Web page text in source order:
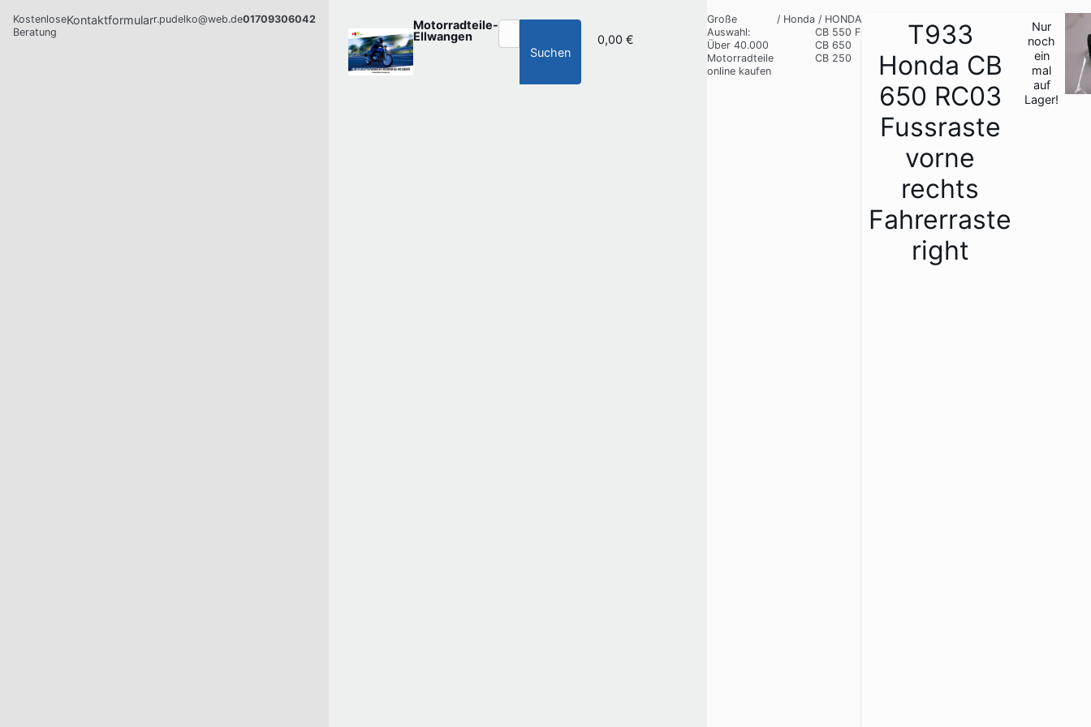
Kostenlose
Beratung
Kontaktformularr.pudelko@web.de01709306042
Motorradteile-
Ellwangen
Suchen
0,00 €
Große
Auswahl:
Über 40.000
Motorradteile
online kaufen
/ Honda / HONDA
CB 550 F
CB 650
CB 250
T933
Honda CB
650 RC03
Fussraste
vorne
rechts
Fahrerraste
right
Nur
noch
ein
mal
auf
Lager!
1
/
4